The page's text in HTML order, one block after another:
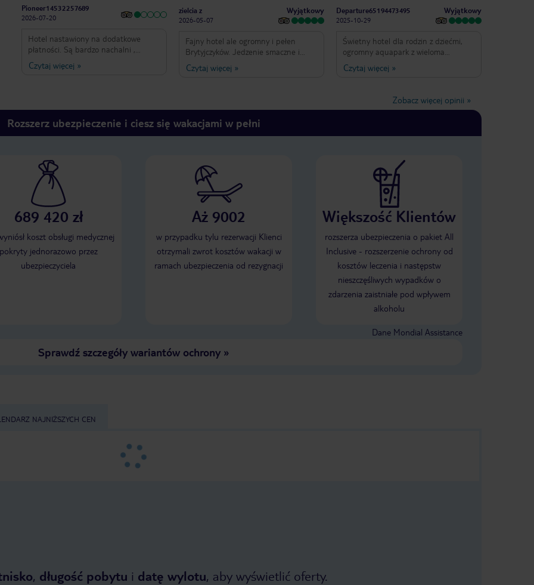
Pioneer14532257689
2026-07-20
Hotel nastawiony na dodatkowe
płatności. Są bardzo nachalni ,
naciskają na dopłatę do niby
lepszego pokoju. Kiedy człowiek
Nie polecam. Jedzenie bardzo
powtarzalne. Drinki w ofercie ultra all
często brakuje sztućców . Ogólnie nie
polecam.
Czytaj więcej »
zielcia z
2026-05-07
Wyjątkowy
Fajny hotel ale ogromny i pełen
Brytyjczyków. Jedzenie smaczne i
bardzo duży wybór. Fajna pani Buse
prowadzi animacje.
Czytaj więcej »
Departure65194473495
2025-10-29
Wyjątkowy
Świetny hotel dla rodzin z dziećmi,
ogromny aquapark z wieloma
zjeżdżalniami i basenami, każdy
znajdzie coś dla siebie. Pokoje są
obsługa bardzo miła i pomocna.
Jedzenie dobre, choć po kilku dniach
rodzin i muzyka przy basenie, ale
Idealne miejsce, żeby odpocząć i
dobrze się bawić z rodziną.
Czytaj więcej »
Zobacz więcej opinii »
Rozszerz ubezpieczenie i ciesz się wakacjami w pełni
689 420 zł
koszt obsługi medycznej
pokryty jednorazowo przez
ubezpieczyciela
Aż 9002
w przypadku tylu rezerwacji Klienci
otrzymali zwrot kosztów wakacji w
ramach ubezpieczenia od rezygnacji
Większość Klientów
rozszerza ubezpieczenia o pakiet All
Inclusive - rozszerzenie ochrony od
kosztów leczenia i następstw
nieszczęśliwych wypadków o
zdarzenia zaistniałe pod wpływem
alkoholu
Dane Mondial Assistance
Sprawdź szczegóły wariantów ochrony»
NAJNIŻSZYCH CEN
, długość pobytu i datę wylotu, aby wyświetlić oferty.